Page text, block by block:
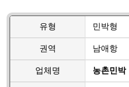
유형 민박형
권역 남애항
업체명 농촌민박